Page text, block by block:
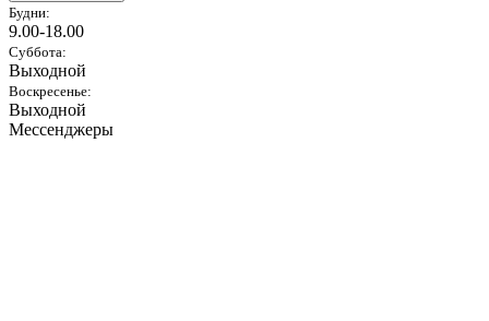
Будни:
9.00-18.00
Суббота:
Выходной
Воскресенье:
Выходной
Мессенджеры